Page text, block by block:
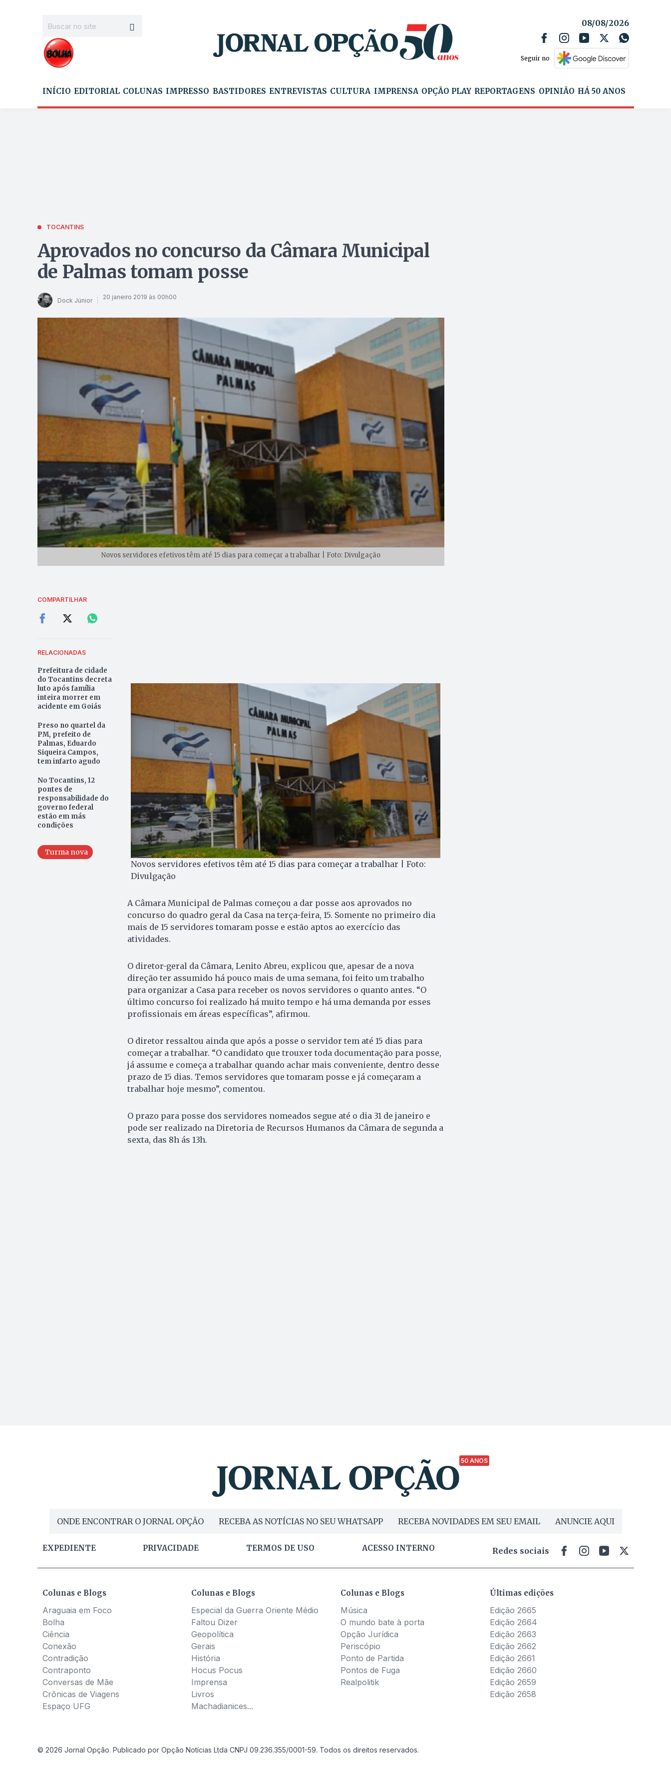
08/08/2026
Seguir no
INÍCIO EDITORIAL COLUNAS IMPRESSO BASTIDORES ENTREVISTAS CULTURA IMPRENSA OPÇÃO PLAY REPORTAGENS OPINIÃO HÁ 50 ANOS
TOCANTINS
Aprovados no concurso da Câmara Municipal
de Palmas tomam posse
Dock Júnior 20 janeiro 2019 às 00h00
Novos servidores efetivos têm até 15 dias para começar a trabalhar | Foto: Divulgação
COMPARTILHAR
RELACIONADAS
Prefeitura de cidade
do Tocantins decreta
luto após família
inteira morrer em
acidente em Goiás
Preso no quartel da
PM, prefeito de
Palmas, Eduardo
Siqueira Campos,
tem infarto agudo
No Tocantins, 12
pontes de
responsabilidade do
governo federal
estão em más
condições
Turma nova
Novos servidores efetivos têm até 15 dias para começar a trabalhar | Foto:
Divulgação
A Câmara Municipal de Palmas começou a dar posse aos aprovados no
concurso do quadro geral da Casa na terça-feira, 15. Somente no primeiro dia
mais de 15 servidores tomaram posse e estão aptos ao exercício das
atividades.
O diretor-geral da Câmara, Lenito Abreu, explicou que, apesar de a nova
direção ter assumido há pouco mais de uma semana, foi feito um trabalho
para organizar a Casa para receber os novos servidores o quanto antes. “O
último concurso foi realizado há muito tempo e há uma demanda por esses
profissionais em áreas específicas”, afirmou.
O diretor ressaltou ainda que após a posse o servidor tem até 15 dias para
começar a trabalhar. “O candidato que trouxer toda documentação para posse,
já assume e começa a trabalhar quando achar mais conveniente, dentro desse
prazo de 15 dias. Temos servidores que tomaram posse e já começaram a
trabalhar hoje mesmo”, comentou.
O prazo para posse dos servidores nomeados segue até o dia 31 de janeiro e
pode ser realizado na Diretoria de Recursos Humanos da Câmara de segunda a
sexta, das 8h ás 13h.
50 ANOS
ONDE ENCONTRAR O JORNAL OPÇÃO RECEBA AS NOTÍCIAS NO SEU WHATSAPP RECEBA NOVIDADES EM SEU EMAIL ANUNCIE AQUI
EXPEDIENTE PRIVACIDADE TERMOS DE USO ACESSO INTERNO Redes sociais
Colunas e Blogs
Araguaia em Foco
Bolha
Ciência
Conexão
Contradição
Contraponto
Conversas de Mãe
Crônicas de Viagens
Espaço UFG
Colunas e Blogs
Especial da Guerra Oriente Médio
Faltou Dizer
Geopolítica
Gerais
História
Hocus Pocus
Imprensa
Livros
Machadianices...
Colunas e Blogs
Música
O mundo bate à porta
Opção Jurídica
Periscópio
Ponto de Partida
Pontos de Fuga
Realpolitik
Últimas edições
Edição 2665
Edição 2664
Edição 2663
Edição 2662
Edição 2661
Edição 2660
Edição 2659
Edição 2658
© 2026 Jornal Opção. Publicado por Opção Notícias Ltda CNPJ 09.236.355/0001-59. Todos os direitos reservados.